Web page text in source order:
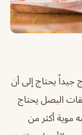
جيداً يحتاج إلى أن
البصل يحتاج
موية أكثر من